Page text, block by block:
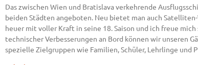
Das zwischen Wien und Bratislava verkehrende
beiden Städten angeboten. Neu bietet man auch
heuer mit voller Kraft in seine 18. Saison und ich freue
technischer Verbesserungen an Bord können wir unseren
spezielle Zielgruppen wie Familien, Schüler, Lehrlinge und